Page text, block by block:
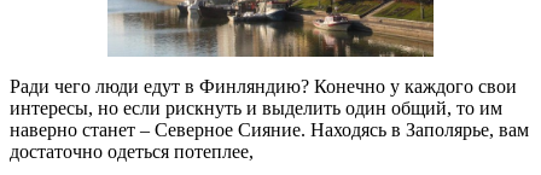
Ради чего люди едут в Финляндию? Конечно у каждого свои
интересы, но если рискнуть и выделить один общий, то им
наверно станет – Северное Сияние. Находясь в Заполярье, вам
достаточно одеться потеплее,